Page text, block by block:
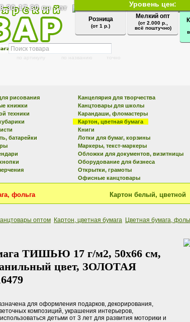
Уровень цен:
Розница
(от 1 р.)
Мелкий опт
(от 2.000 р.,
всё поштучно)
8.30-17.30 пн - пт
рисования
книжки
техники
батарейки
Канцелярия для творчества
Канцтовары для школы
Карандаши, фломастеры
Картон, цветная бумага
Книги
Лотки для бумаг, корзины
Маркеры, текст-маркеры
Обложки для документов, визитницы
Оборудование для бизнеса
Открытки, грамоты
Офисные канцтовары
фольга Картон белый, цветной
оптом Картон, цветная бумага Цветная бумага,
ТИШЬЮ 17 г/м2, 50х66 см,
цвет, ЗОЛОТАЯ
для оформления подарков, декорирования,
композиций, украшения интерьеров,
детьми от 3 лет для развития моторики и